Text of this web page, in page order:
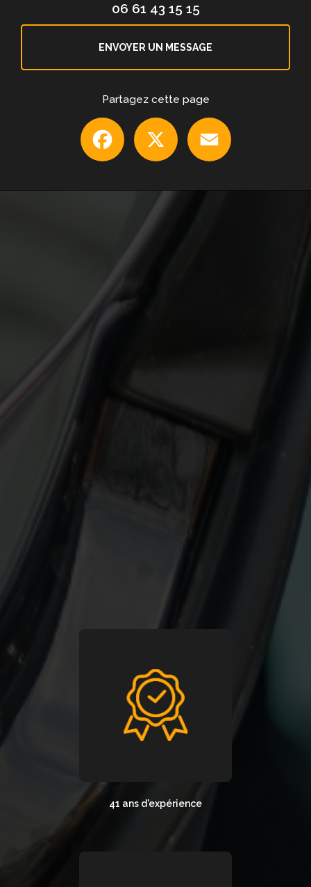
06 61 43 15 15
ENVOYER UN MESSAGE
Partagez cette page
Facebook
41 ans d'expérience